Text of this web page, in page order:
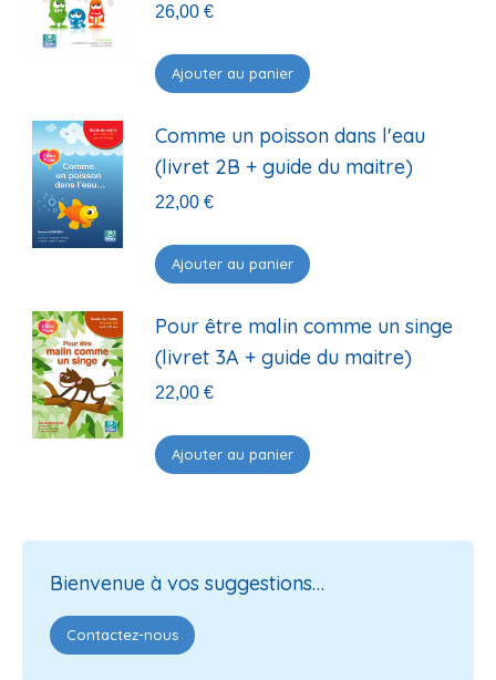
26,00 €
Ajouter au panier
Comme un poisson dans l'eau
(livret 2B + guide du maitre)
22,00 €
Ajouter au panier
Pour être malin comme un singe
(livret 3A + guide du maitre)
22,00 €
Ajouter au panier
Bienvenue à vos suggestions…
Contactez-nous